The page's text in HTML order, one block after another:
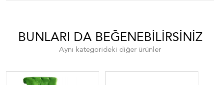
BUNLARI DA BEĞENEBILIRSINIZ
Aynı kategorideki diğer ürünler